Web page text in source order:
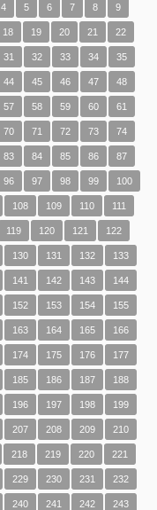
4 5 6 7 8 9
18 19 20 21 22
31 32 33 34 35
44 45 46 47 48
57 58 59 60 61
70 71 72 73 74
83 84 85 86 87
96 97 98 99 100
108 109 110 111
119 120 121 122
130 131 132 133
141 142 143 144
152 153 154 155
163 164 165 166
174 175 176 177
185 186 187 188
196 197 198 199
207 208 209 210
218 219 220 221
229 230 231 232
240 241 242 243